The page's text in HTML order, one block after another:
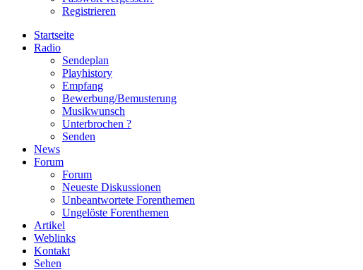
Registrieren
Startseite
Radio
Sendeplan
Playhistory
Empfang
Bewerbung/Bemusterung
Musikwunsch
Unterbrochen ?
Senden
News
Forum
Forum
Neueste Diskussionen
Unbeantwortete Forenthemen
Ungelöste Forenthemen
Artikel
Weblinks
Kontakt
Sehen